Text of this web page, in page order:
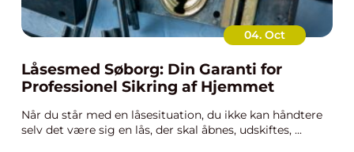
04. Oct
Låsesmed Søborg: Din Garanti for
Professionel Sikring af Hjemmet
Når du står med en låsesituation, du ikke kan håndtere
selv det være sig en lås, der skal åbnes, udskiftes, ...